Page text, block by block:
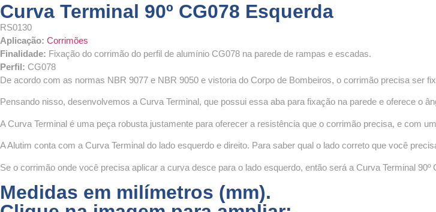
Curva Terminal 90º CG078 Esquerda
RS0130
Aplicação: Corrimões
Finalidade: Fixação do corrimão do perfil de alumínio CG078 na parede de rampas e escadas.
Perfil: CG078
De acordo com as normas NBR 9077 e NBR 9050 e vistoria do Corpo de Bombeiros, o corrimão precisa ser
Pensando nisso, desenvolvemos a Curva Terminal, que possui essa aba para fixação na parede e oferece o
A Curva Terminal é uma peça robusta justamente para oferecer a resistência que o corrimão precisa, e com
A Alutim conta com a Curva Terminal do lado esquerdo e direito. Para saber qual o lado correto que você
Se o corrimão onde você precisa aplicar a curva desce para o lado esquerdo, então será a Curva Terminal
Medidas em milímetros (mm).